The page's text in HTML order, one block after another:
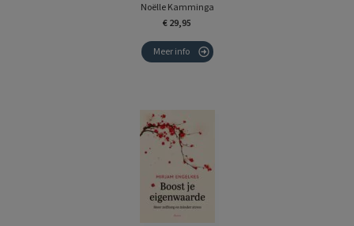
Noëlle Kamminga
€ 29,95
Meer info